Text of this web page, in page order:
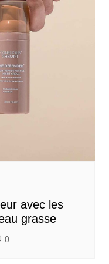
avec les
grasse
0